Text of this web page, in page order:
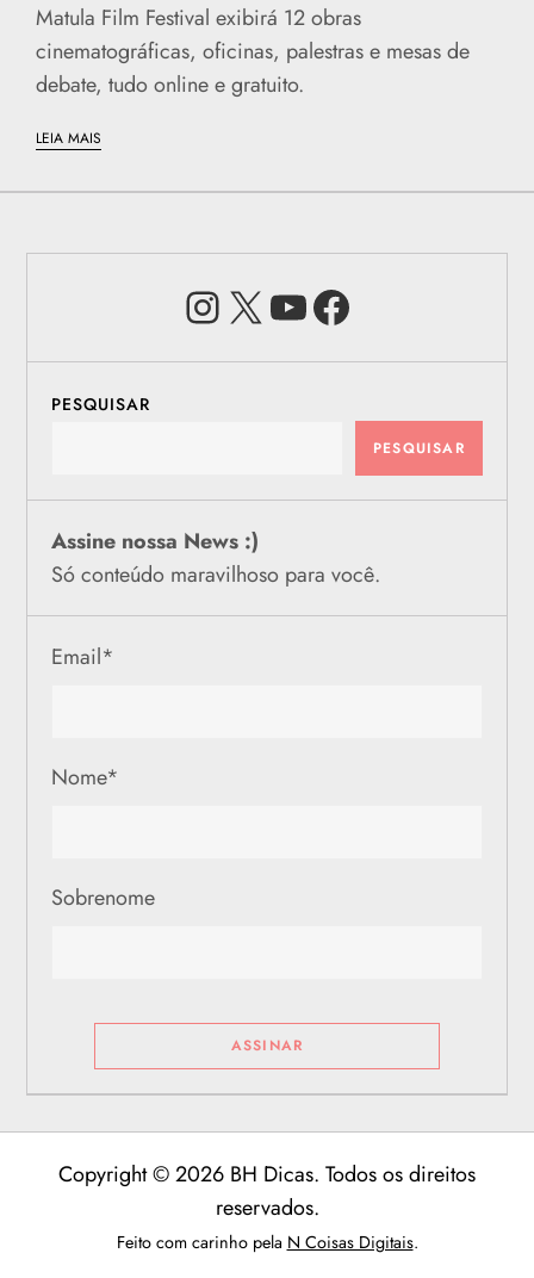
Matula Film Festival exibirá 12 obras
cinematográficas, oficinas, palestras e mesas de
debate, tudo online e gratuito.
LEIA MAIS
Instagram
X Youtube
PESQUISAR
PESQUISAR
Assine nossa News :)
Só conteúdo maravilhoso para você.
Email*
Nome*
Sobrenome
Copyright © 2026 BH Dicas. Todos os direitos
reservados.
Feito com carinho pela N Coisas Digitais.